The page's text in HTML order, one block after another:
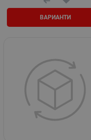
ВАРИАНТИ